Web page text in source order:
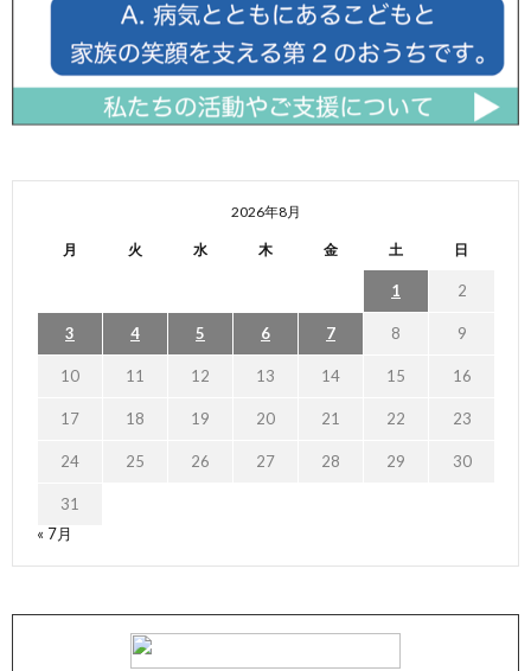
2026年8月
月 火 水 木 金 土 日
1 2
3 4 5 6 7 8 9
10 11 12 13 14 15 16
17 18 19 20 21 22 23
24 25 26 27 28 29 30
31
« 7月